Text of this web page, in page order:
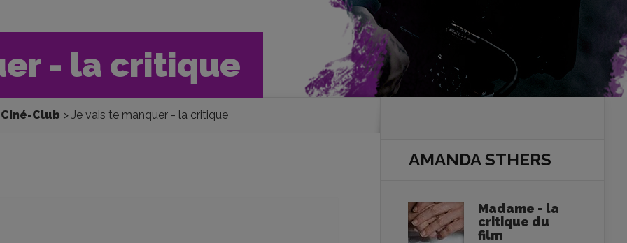
- la critique
Ciné-Club Je vais te manquer - la critique
AMANDA STHERS
Madame - la
critique du
film